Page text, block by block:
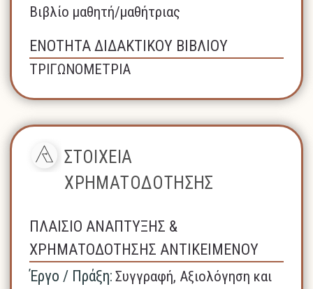
Βιβλίο μαθητή/μαθήτριας
ΕΝΟΤΗΤΑ ΔΙΔΑΚΤΙΚΟΥ ΒΙΒΛΙΟΥ
ΤΡΙΓΩΝΟΜΕΤΡΙΑ
ΣΤΟΙΧΕΙΑ
ΧΡΗΜΑΤΟΔΟΤΗΣΗΣ
ΠΛΑΙΣΙΟ ΑΝΑΠΤΥΞΗΣ &
ΧΡΗΜΑΤΟΔΟΤΗΣΗΣ ΑΝΤΙΚΕΙΜΕΝΟΥ
Έργο / Πράξη: Συγγραφή, Αξιολόγηση και